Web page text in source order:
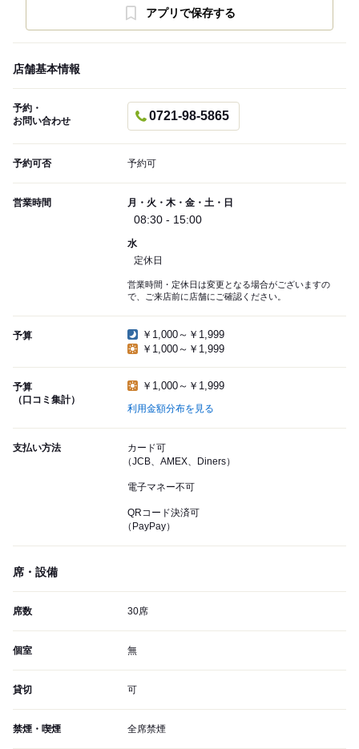
アプリで保存する
店舗基本情報
予約・
お問い合わせ
0721-98-5865
予約可否 予約可
営業時間 月・火・木・金・土・日
08:30 - 15:00
水
定休日
営業時間・定休日は変更となる場合がございますの
で、ご来店前に店舗にご確認ください。
予算
￥1,000～￥1,999
￥1,000～￥1,999
予算
（口コミ集計）
￥1,000～￥1,999
利用金額分布を見る
支払い方法
カード可
（JCB、AMEX、Diners）
電子マネー不可
QRコード決済可
（PayPay）
席・設備
席数 30席
個室 無
貸切 可
禁煙・喫煙 全席禁煙